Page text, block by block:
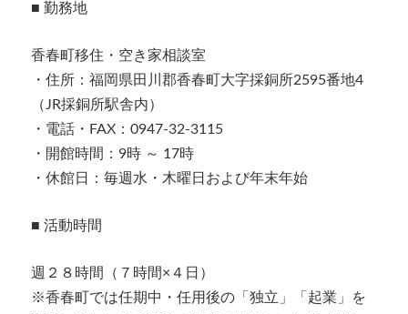
■ 勤務地
香春町移住・空き家相談室
・住所：福岡県田川郡香春町大字採銅所2595番地4
（JR採銅所駅舎内）
・電話・FAX：0947-32-3115
・開館時間：9時 ～ 17時
・休館日：毎週水・木曜日および年末年始
■ 活動時間
週２８時間（７時間×４日）
※香春町では任期中・任用後の「独立」「起業」を